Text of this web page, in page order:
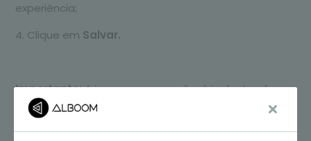
experiência;
4. Clique em Salvar.
Importante:A imagem que você subiu dentro do
Alboom AR deve ser a mesma comercializada.
Qualquer diferença na imagem pode comprometer o